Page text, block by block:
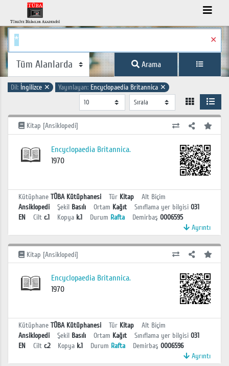
✕
Arama
Dil: İngilizce ✕ Yayınlayan: Encyclopaedia Britannica ✕
Kitap [Ansiklopedi]
Encyclopaedia Britannica.
1970
Kütüphane TÜBA Kütüphanesi Tür Kitap
Alt Biçim
Ansiklopedi
Şekil Basılı Ortam Kağıt Sınıflama yer bilgisi 031
EN
Cilt c.1 Kopya k.1 Durum Rafta Demirbaş 0006595
Ayrıntı
Kitap [Ansiklopedi]
Encyclopaedia Britannica.
1970
Kütüphane TÜBA Kütüphanesi Tür Kitap
Alt Biçim
Ansiklopedi
Şekil Basılı Ortam Kağıt Sınıflama yer bilgisi 031
EN
Cilt c.2 Kopya k.1 Durum Rafta Demirbaş 0006596
Ayrıntı